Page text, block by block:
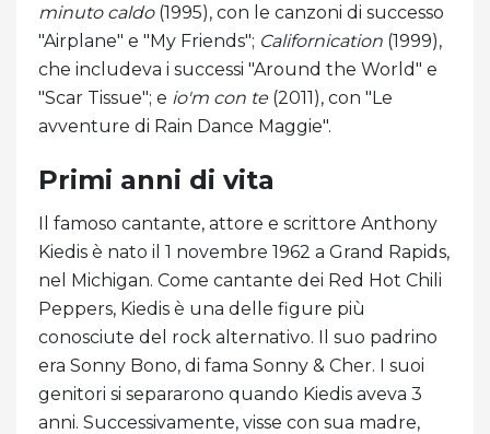
minuto caldo(1995), con le canzoni di successo
"Airplane" e "My Friends"; Californication (1999),
che includeva i successi "Around the World" e
"Scar Tissue"; e io'm con te (2011), con "Le
avventure di Rain Dance Maggie".
Primi anni di vita
Il famoso cantante, attore e scrittore Anthony
Kiedis è nato il 1 novembre 1962 a Grand Rapids,
nel Michigan. Come cantante dei Red Hot Chili
Peppers, Kiedis è una delle figure più
conosciute del rock alternativo. Il suo padrino
era Sonny Bono, di fama Sonny & Cher. I suoi
genitori si separarono quando Kiedis aveva 3
anni. Successivamente, visse con sua madre,